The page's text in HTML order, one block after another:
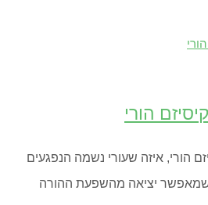
הורי
הורי, איזה שעורי נשמה הנפגעים
שמאפשר יציאה מהשפעת ההורה